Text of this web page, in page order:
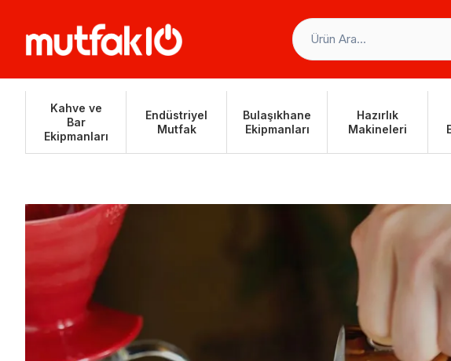
Kahve ve
Bar
Ekipmanları
Endüstriyel
Mutfak
Bulaşıkhane
Ekipmanları
Hazırlık
Makineleri